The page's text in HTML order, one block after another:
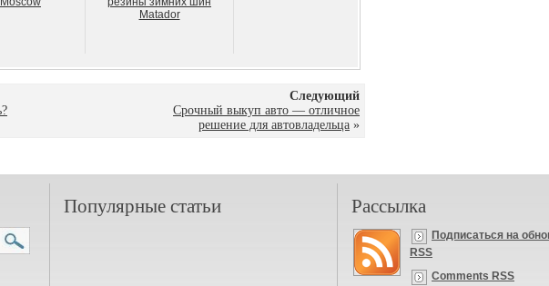
Matador
Следующий
Срочный выкуп авто — отличное
решение для автовладельца »
Популярные статьи Рассылка
Подписаться на
RSS
Comments RSS